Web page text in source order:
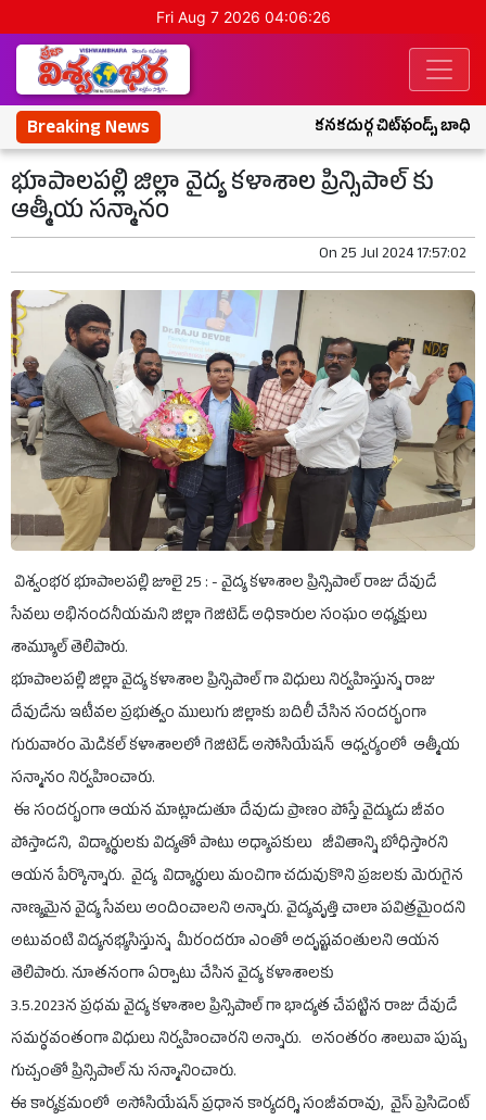
Fri Aug 7 2026 04:06:27
Breaking News కనకదుర్గ చిట్‌ఫండ్స్
భూపాలపల్లి జిల్లా వైద్య కళాశాల ప్రిన్సిపాల్ కు
ఆత్మీయ సన్మానం
On25 Jul 2024 17:57:02
విశ్వంభర భూపాలపల్లి జూలై 25 : - వైద్య కళాశాల ప్రిన్సిపాల్ రాజు దేవుడే
సేవలు అభినందనీయమని జిల్లా గెజిటెడ్ అధికారుల సంఘం అధ్యక్షులు
శామ్యూల్ తెలిపారు.
భూపాలపల్లి జిల్లా వైద్య కళాశాల ప్రిన్సిపాల్ గా విధులు నిర్వహిస్తున్న రాజు
దేవుడేను ఇటీవల ప్రభుత్వం ములుగు జిల్లాకు బదిలీ చేసిన సందర్భంగా
గురువారం మెడికల్ కళాశాలలో గెజిటెడ్ అసోసియేషన్ ఆధ్వర్యంలో ఆత్మీయ
సన్మానం నిర్వహించారు.
ఈ సందర్భంగా ఆయన మాట్లాడుతూ దేవుడు ప్రాణం పోస్తే వైద్యుడు జీవం
పోస్తాడని, విద్యార్థులకు విద్యతో పాటు అధ్యాపకులు జీవితాన్ని బోధిస్తారని
ఆయన పేర్కొన్నారు. వైద్య విద్యార్థులు మంచిగా చదువుకొని ప్రజలకు మెరుగైన
నాణ్యమైన వైద్య సేవలు అందించాలని అన్నారు. వైద్యవృత్తి చాలా పవిత్రమైందని
అటువంటి విద్యనభ్యసిస్తున్న మీరందరూ ఎంతో అదృష్టవంతులని ఆయన
తెలిపారు. నూతనంగా ఏర్పాటు చేసిన వైద్య కళాశాలకు
3.5.2023న ప్రధమ వైద్య కళాశాల ప్రిన్సిపాల్ గా భాద్యత చేపట్టిన రాజు దేవుడే
సమర్థవంతంగా విధులు నిర్వహించారని అన్నారు. అనంతరం శాలువా పుష్ప
గుచ్చంతో ప్రిన్సిపాల్ ను సన్మానించారు.
ఈ కార్యక్రమంలో అసోసియేషన్ ప్రధాన కార్యదర్శి సంజీవరావు, వైస్ ప్రెసిడెంట్